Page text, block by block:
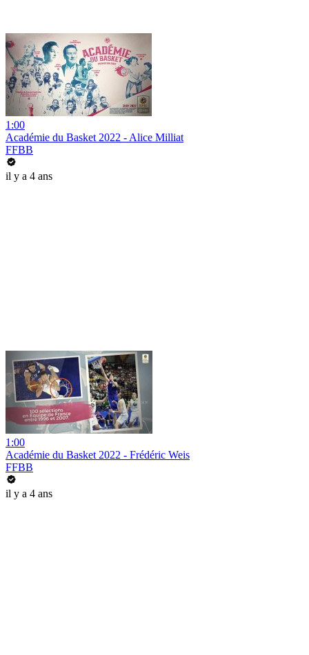
1:00
Académie du Basket 2022 - Alice Milliat
FFBB
il y a 4 ans
1:00
Académie du Basket 2022 - Frédéric Weis
FFBB
il y a 4 ans